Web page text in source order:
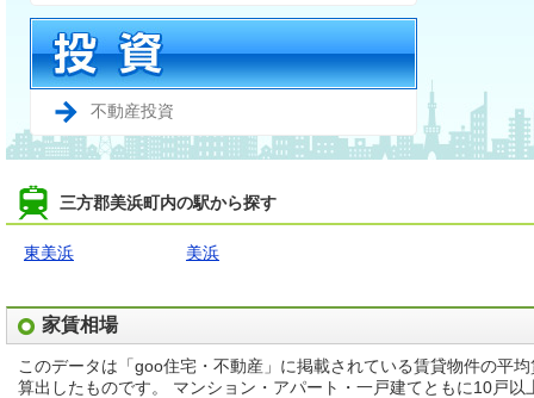
不動産投資
三方郡美浜町内の駅から探す
東美浜 美浜
家賃相場
このデータは「goo住宅・不動産」に掲載されている賃貸物件の平
算出したものです。 マンション・アパート・一戸建てともに10戸